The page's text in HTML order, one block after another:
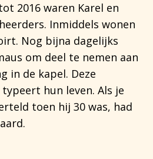
2016 waren Karel en
Inmiddels wonen
Nog bijna dagelijks
om deel te nemen aan
in de kapel. Deze
hun leven. Als je
toen hij 30 was, had